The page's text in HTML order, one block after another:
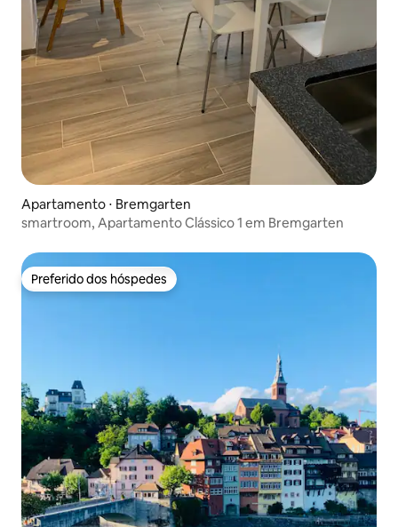
Apartamento ⋅ Bremgarten
smartroom, Apartamento Clássico 1 em Bremgarten
Preferido dos hóspedes
Preferido dos hóspedes